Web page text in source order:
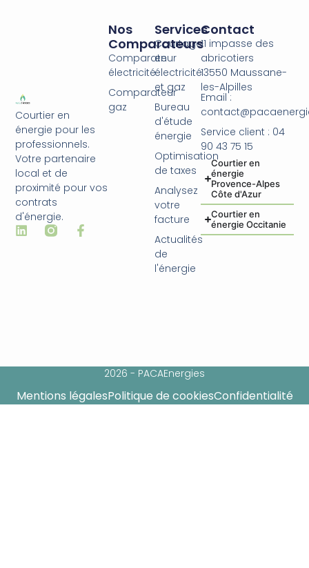
Courtier en
énergie pour les
professionnels.
Votre partenaire
local et de
proximité pour vos
contrats
d'énergie.
Services
Courtage
en
électricité
et gaz
Bureau
d'étude
énergie
Optimisation
de taxes
Analysez
votre
facture
Actualités
de
l'énergie
Nos
Comparateurs
Comparateur
électricité
Comparateur
gaz
Contact
11 impasse des
abricotiers
13550 Maussane-
les-Alpilles
Email :
Service client : 04
90 43 75 15
Courtier en
énergie
Provence-Alpes
Côte d'Azur
Courtier en
énergie Occitanie
2026 - PACAEnergies
Mentions légalesPolitique de cookiesConfidentialité